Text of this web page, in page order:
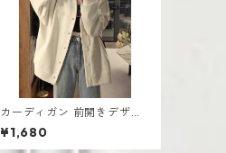
カーディガン 前開きデザイ
ン 厚手 レディース ゆったり
シルエット
¥1,680